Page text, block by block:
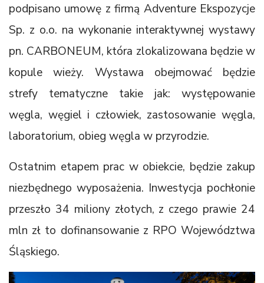
podpisano umowę z firmą Adventure Ekspozycje
Sp. z o.o. na wykonanie interaktywnej wystawy
pn. CARBONEUM, która zlokalizowana będzie w
kopule wieży. Wystawa obejmować będzie
strefy tematyczne takie jak: występowanie
węgla, węgiel i człowiek, zastosowanie węgla,
laboratorium, obieg węgla w przyrodzie.
Ostatnim etapem prac w obiekcie, będzie zakup
niezbędnego wyposażenia. Inwestycja pochłonie
przeszło 34 miliony złotych, z czego prawie 24
mln zł to dofinansowanie z RPO Województwa
Śląskiego.